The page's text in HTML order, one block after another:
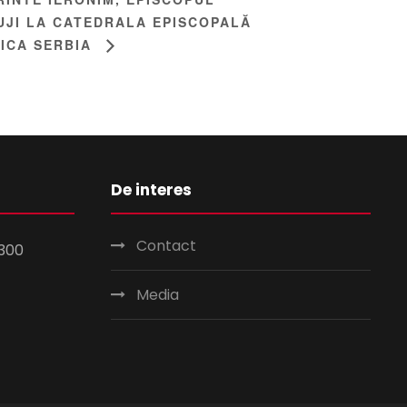
LA CATEDRALA EPISCOPALĂ
SERBIA
De interes
Contact
Media